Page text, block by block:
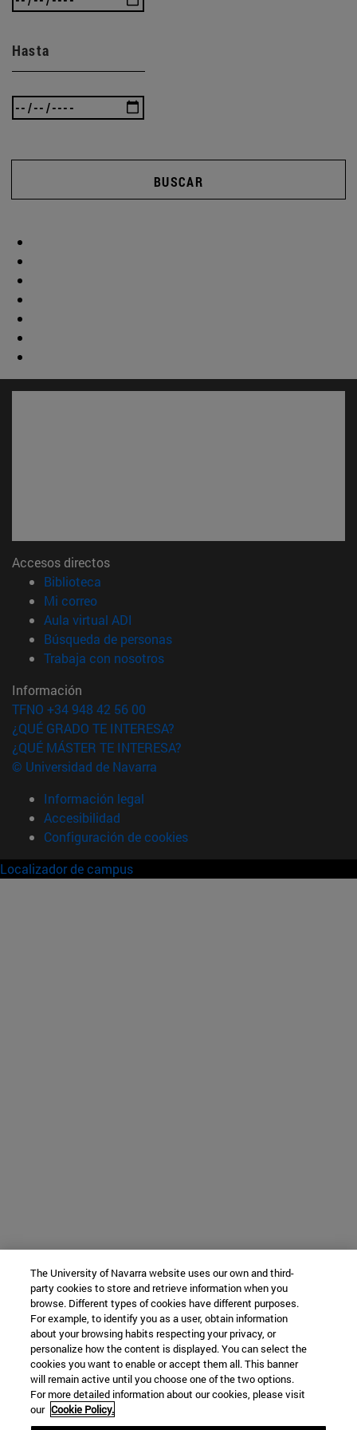
Hasta
BUSCAR
Accesos directos
Biblioteca
Mi correo(abre en nueva ventana)
Aula virtual ADI
Búsqueda de personas(abre en nueva ventana)
Trabaja con nosotros(abre en nueva ventana)
Información
TFNO +34 948 42 56 00
¿QUÉ GRADO TE INTERESA?
¿QUÉ MÁSTER TE INTERESA?
© Universidad de Navarra
Información legal
Accesibilidad
Configuración de cookies
Localizador de campus
The University of Navarra website uses our own and third-
party cookies to store and retrieve information when you
browse. Different types of cookies have different purposes.
For example, to identify you as a user, obtain information
about your browsing habits respecting your privacy, or
personalize how the content is displayed. You can select the
cookies you want to enable or accept them all. This banner
will remain active until you choose one of the two options.
For more detailed information about our cookies, please visit
our Cookie Policy.